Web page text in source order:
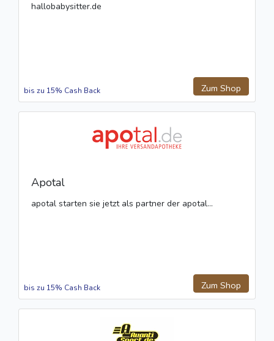
hallobabysitter.de
Zum Shop
bis zu 15% Cash Back
Apotal
apotal starten sie jetzt als partner der apotal...
Zum Shop
bis zu 15% Cash Back